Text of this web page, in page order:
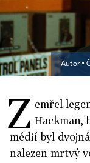
Autor ▪
Z emřel
Hackman,
médií byl
nalezen mrtvý